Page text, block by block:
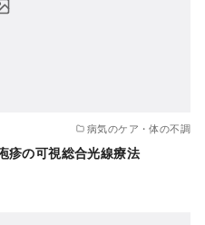
病気のケア・体の不調
疹の可視総合光線療法